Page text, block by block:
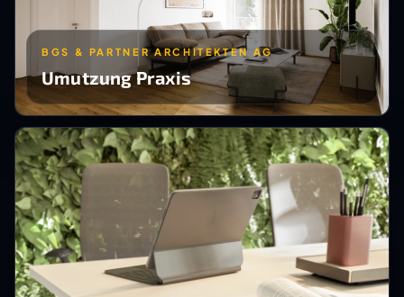
BGS & PARTNER ARCHITEKTEN AG
Umutzung Praxis